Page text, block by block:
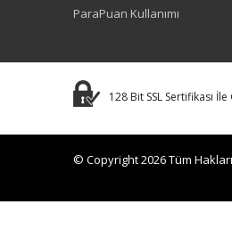
ParaPuan Kullanımı
128 Bit SSL Sertifikası
© Copyright 2026 Tüm Hakları